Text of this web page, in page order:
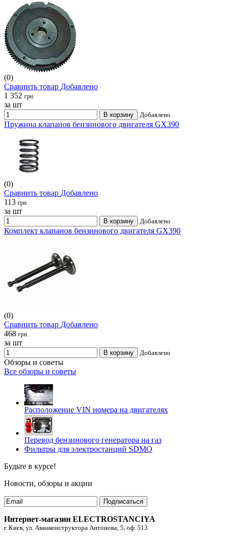
(0)
Сравнить товар Добавлено
1 352 грн.
за шт
В корзину Добавлено
Пружина клапанов бензинового двигателя GX390
(0)
Сравнить товар Добавлено
113 грн.
за шт
В корзину Добавлено
Комплект клапанов бензинового двигателя GX390
(0)
Сравнить товар Добавлено
468 грн.
за шт
В корзину Добавлено
Обзоры и советы
Все обзоры и советы
Расположение VIN номера на двигателях
Перевод бензинового генератора на газ
Фильтры для электростанций SDMO
Будьте в курсе!
Новости, обзоры и акции
Подписаться
Интернет-магазин ELECTROSTANCIYA
г. Киев, ул. Авиаконструктора Антонова, 5, оф. 513